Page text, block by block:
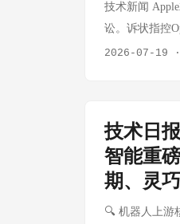
国机器人在全
的影响不局限
都春熙路）落
一步强化 宇树
市人民政府签
作 发布最新款
区嘉祥外国语
市流程 事件 7
技术新闻
讼。诉状指控
OpenAI工作。
要求下架13款
用。Apple发言
费色情内容的
2026-07-19
技术日
智能重
期、灵
🔍 机器人上游